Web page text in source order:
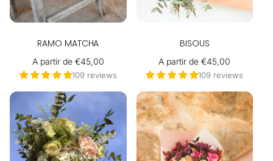
RAMO MATCHA
Precio
habitual
A partir de €45,00
109 reviews
BISOUS
Precio
habitual
A partir de €45,00
109 reviews